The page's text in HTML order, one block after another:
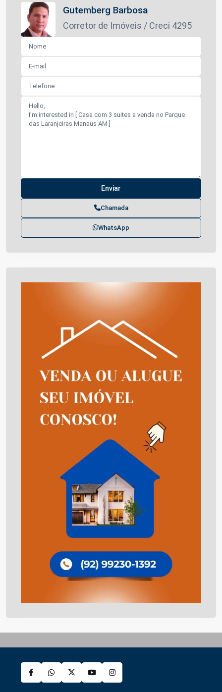
Gutemberg Barbosa
Corretor de Imóveis / Creci 4295
Chamada
WhatsApp